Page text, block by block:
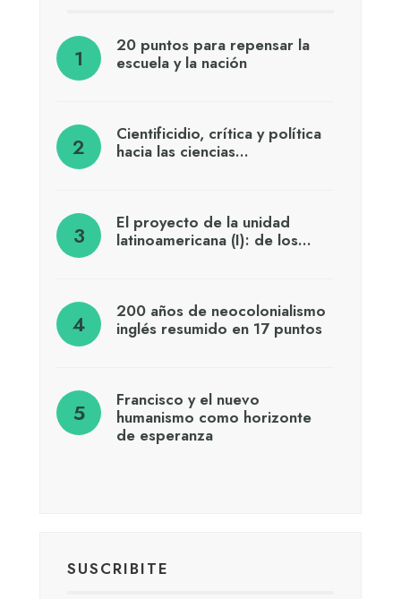
20 puntos para repensar la
escuela y la nación
Cientificidio, crítica y política
hacia las ciencias…
El proyecto de la unidad
latinoamericana (I): de los…
200 años de neocolonialismo
inglés resumido en 17 puntos
Francisco y el nuevo
humanismo como horizonte
de esperanza
SUSCRIBITE